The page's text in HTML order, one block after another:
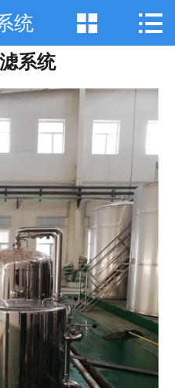
网站首页
关于天工
产品中心
技术咨询
工程案例
厂房设备
销售网络
在线留言
联系我们
统  
系统